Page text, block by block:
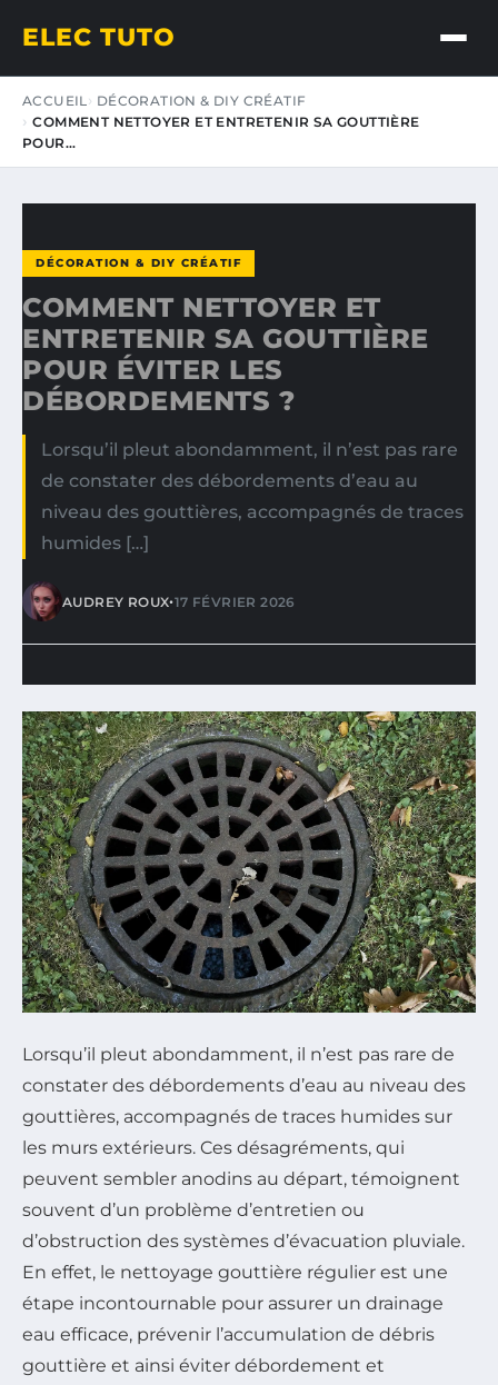
ELEC TUTO
ACCUEIL
DÉCORATION & DIY CRÉATIF
COMMENT NETTOYER ET ENTRETENIR SA GOUTTIÈRE
POUR…
DÉCORATION & DIY CRÉATIF
COMMENT NETTOYER ET
ENTRETENIR SA GOUTTIÈRE
POUR ÉVITER LES
DÉBORDEMENTS ?
Lorsqu’il pleut abondamment, il n’est pas rare
de constater des débordements d’eau au
niveau des gouttières, accompagnés de traces
humides […]
AUDREY ROUX•17 FÉVRIER 2026
Lorsqu’il pleut abondamment, il n’est pas rare de
constater des débordements d’eau au niveau des
gouttières, accompagnés de traces humides sur
les murs extérieurs. Ces désagréments, qui
peuvent sembler anodins au départ, témoignent
souvent d’un problème d’entretien ou
d’obstruction des systèmes d’évacuation pluviale.
En effet, le nettoyage gouttière régulier est une
étape incontournable pour assurer un drainage
eau efficace, prévenir l’accumulation de débris
gouttière et ainsi éviter débordement et